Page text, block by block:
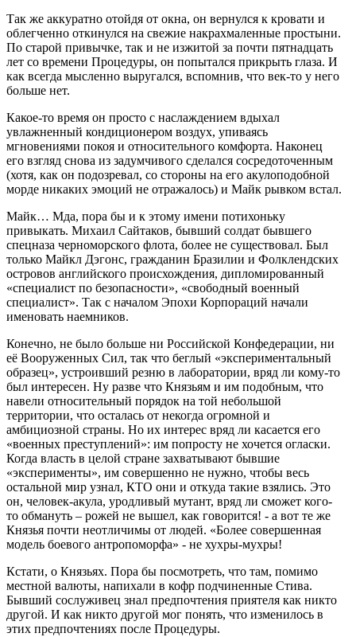
Так же аккуратно отойдя от окна, он вернулся к кровати и
облегченно откинулся на свежие накрахмаленные простыни.
По старой привычке, так и не изжитой за почти пятнадцать
лет со времени Процедуры, он попытался прикрыть глаза. И
как всегда мысленно выругался, вспомнив, что век-то у него
больше нет.
Какое-то время он просто с наслаждением вдыхал
увлажненный кондиционером воздух, упиваясь
мгновениями покоя и относительного комфорта. Наконец
его взгляд снова из задумчивого сделался сосредоточенным
(хотя, как он подозревал, со стороны на его акулоподобной
морде никаких эмоций не отражалось) и Майк рывком встал.
Майк… Мда, пора бы и к этому имени потихоньку
привыкать. Михаил Сайтаков, бывший солдат бывшего
спецназа черноморского флота, более не существовал. Был
только Майкл Дэгонс, гражданин Бразилии и Фолклендских
островов английского происхождения, дипломированный
«специалист по безопасности», «свободный военный
специалист». Так с началом Эпохи Корпораций начали
именовать наемников.
Конечно, не было больше ни Российской Конфедерации, ни
её Вооруженных Сил, так что беглый «экспериментальный
образец», устроивший резню в лаборатории, вряд ли кому-то
был интересен. Ну разве что Князьям и им подобным, что
навели относительный порядок на той небольшой
территории, что осталась от некогда огромной и
амбициозной страны. Но их интерес вряд ли касается его
«военных преступлений»: им попросту не хочется огласки.
Когда власть в целой стране захватывают бывшие
«эксперименты», им совершенно не нужно, чтобы весь
остальной мир узнал, КТО они и откуда такие взялись. Это
он, человек-акула, уродливый мутант, вряд ли сможет кого-
то обмануть – рожей не вышел, как говорится! - а вот те же
Князья почти неотличимы от людей. «Более совершенная
модель боевого антропоморфа» - не хухры-мухры!
Кстати, о Князьях. Пора бы посмотреть, что там, помимо
местной валюты, напихали в кофр подчиненные Стива.
Бывший сослуживец знал предпочтения приятеля как никто
другой. И как никто другой мог понять, что изменилось в
этих предпочтениях после Процедуры.